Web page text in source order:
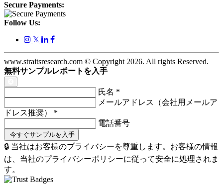
Secure Payments:
Follow Us:
𝕏
www.straitsresearch.com © Copyright 2026. All rights Reserved.
無料サンプルレポートを入手
氏名 *
メールアドレス（会社用メールア
ドレス推奨） *
電話番号
🔒 当社はお客様のプライバシーを尊重します。お客様の情報
は、当社のプライバシーポリシーに従って安全に処理されま
す。